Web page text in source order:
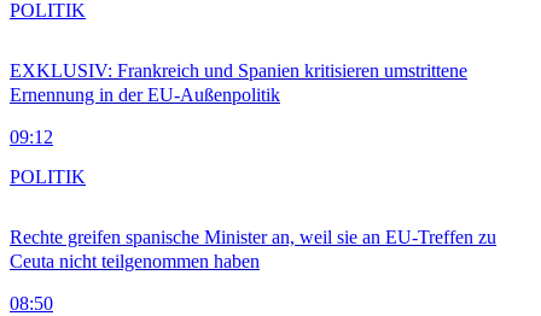
EXKLUSIV: Frankreich und Spanien kritisieren umstrittene
Ernennung in der EU-Außenpolitik
09:12
POLITIK
Rechte greifen spanische Minister an, weil sie an EU-Treffen zu
Ceuta nicht teilgenommen haben
08:50
POLITIK